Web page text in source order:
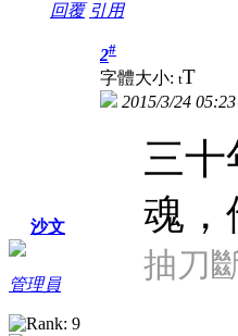
回覆 引用
沙文
管理員
2#
字體大小: tT
2015/3/24 05:23
三
魂，
抽刀